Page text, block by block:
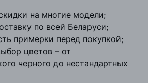
на многие модели;
по всей Беларуси;
примерки перед покупкой;
цветов – от
черного до нестандартных